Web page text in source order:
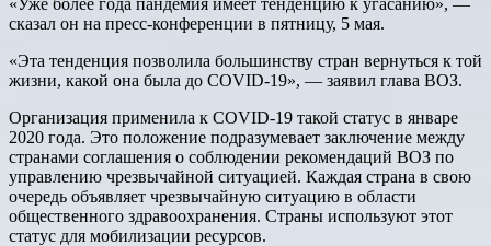
сказал он на пресс-конференции в пятницу, 5 мая.
«Эта тенденция позволила большинству стран вернуться к той
жизни, какой она была до COVID-19», — заявил глава ВОЗ.
Организация применила к COVID-19 такой статус в январе
2020 года. Это положение подразумевает заключение между
странами соглашения о соблюдении рекомендаций ВОЗ по
управлению чрезвычайной ситуацией. Каждая страна в свою
очередь объявляет чрезвычайную ситуацию в области
общественного здравоохранения. Страны используют этот
статус для мобилизации ресурсов.